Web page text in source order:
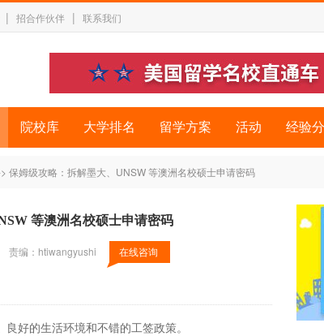
| 招合作伙伴 | 联系我们
院校库 大学排名 留学方案 活动 经验
保姆级攻略：拆解墨大、UNSW 等澳洲名校硕士申请密码
等澳洲名校硕士申请密码
责编：htiwangyushi 在线咨询
好的生活环境和不错的工签政策。